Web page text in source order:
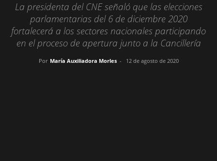
La presidenta del CNE señaló que las elecciones
parlamentarias del 6 de diciembre 2020
fortalecerá a los sectores nacionales participando
en el proceso de apertura junto a la Cancillería
Por María Auxiliadora Morles - 12 de agosto de 2020